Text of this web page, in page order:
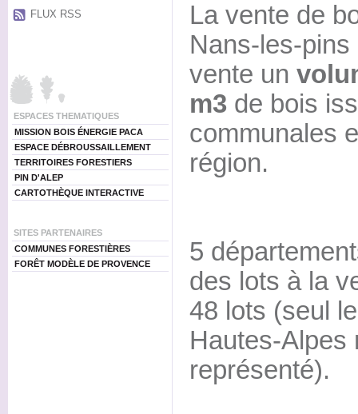
FLUX RSS
ESPACES THEMATIQUES
MISSION BOIS ÉNERGIE PACA
ESPACE DÉBROUSSAILLEMENT
TERRITOIRES FORESTIERS
PIN D'ALEP
CARTOTHÈQUE INTERACTIVE
SITES PARTENAIRES
COMMUNES FORESTIÈRES
FORÊT MODÈLE DE PROVENCE
La vente de
Nans-les-
vente un
m3 de bois
communales
région.
5
des lots à la
48 lots (seul
Hautes-Alpes
représenté).